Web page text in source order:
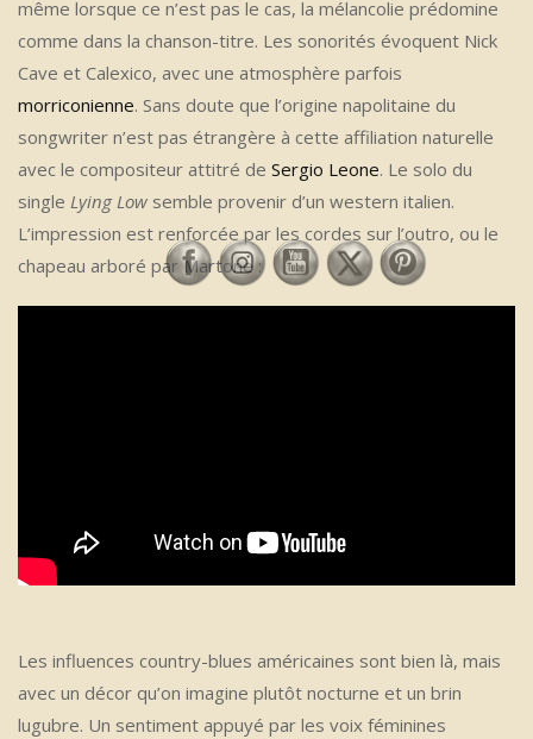
même lorsque ce n’est pas le cas, la mélancolie prédomine
comme dans la chanson-titre. Les sonorités évoquent Nick
Cave et Calexico, avec une atmosphère parfois
morriconienne. Sans doute que l’origine napolitaine du
songwriter n’est pas étrangère à cette affiliation naturelle
avec le compositeur attitré de Sergio Leone. Le solo du
single Lying Low semble provenir d’un western italien.
L’impression est renforcée par les cordes sur l’outro, ou le
chapeau arboré par Martone :
Les influences country-blues américaines sont bien là, mais
avec un décor qu’on imagine plutôt nocturne et un brin
lugubre. Un sentiment appuyé par les voix féminines